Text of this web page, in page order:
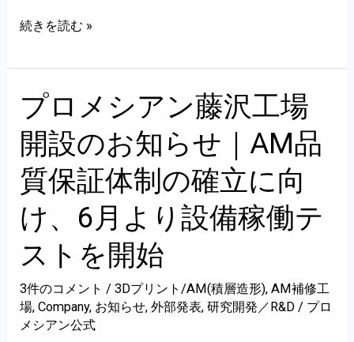
セ
ニ
タ
リ
ン
グ・
ト
レ
ー
サ
ビ
藤
工
場
開
設
に
伴
う
属
3D
プ
リ
続きを読む »
プロメシアン藤沢工場
開設のお知らせ｜AM品
質保証体制の確立に向
け、6月より設備稼働テ
ストを開始
3件のコメント /3Dプリント/AM(積層造形),AM補修工
場,Company, お知らせ,外部発表,研究開発／R&D / プロ
メシアン公式